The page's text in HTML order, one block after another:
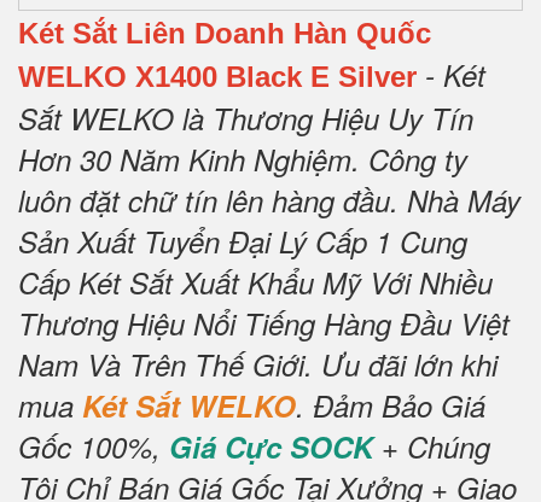
Két Sắt Liên Doanh Hàn Quốc
WELKO X1400 Black E Silver - Két
Sắt WELKO là Thương Hiệu Uy Tín
Hơn 30 Năm Kinh Nghiệm. Công ty
luôn đặt chữ tín lên hàng đầu. Nhà Máy
Sản Xuất Tuyển Đại Lý Cấp 1 Cung
Cấp Két Sắt Xuất Khẩu Mỹ Với Nhiều
Thương Hiệu Nổi Tiếng Hàng Đầu Việt
Nam Và Trên Thế Giới. Ưu đãi lớn khi
mua Két Sắt WELKO. Đảm Bảo Giá
Gốc 100%, Giá Cực SOCK+ Chúng
Tôi Chỉ Bán Giá Gốc Tại Xưởng + Giao